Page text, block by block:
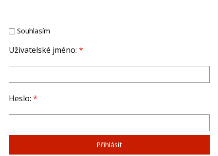
Souhlasím
Uživatelské jméno: *
Heslo: *